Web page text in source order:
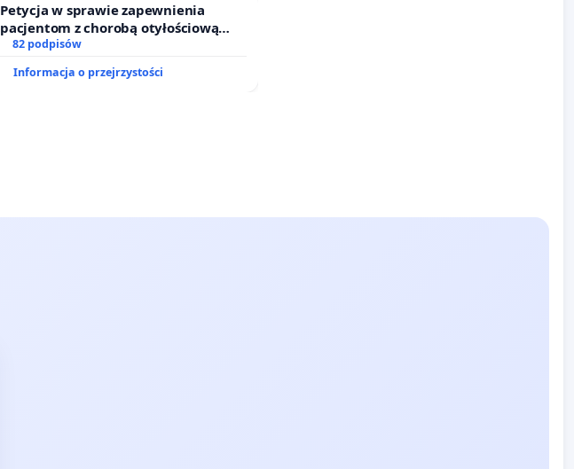
Petycja w sprawie zapewnienia
pacjentom z chorobą otyłościową
dostępu do kompleksowego leczenia
oraz programów profilaktycznych.
82 podpisów
Informacja o przejrzystości